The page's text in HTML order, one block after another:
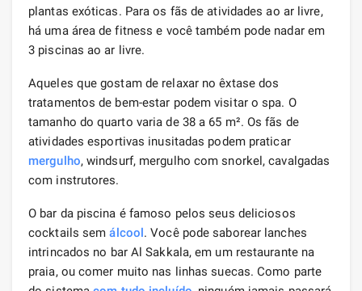
plantas exóticas. Para os fãs de atividades ao ar livre,
há uma área de fitness e você também pode nadar em
3 piscinas ao ar livre.
Aqueles que gostam de relaxar no êxtase dos
tratamentos de bem-estar podem visitar o spa. O
tamanho do quarto varia de 38 a 65 m². Os fãs de
atividades esportivas inusitadas podem praticar
mergulho, windsurf, mergulho com snorkel, cavalgadas
com instrutores.
O bar da piscina é famoso pelos seus deliciosos
cocktails semálcool. Você pode saborear lanches
intrincados no bar Al Sakkala, em um restaurante na
praia, ou comer muito nas linhas suecas. Como parte